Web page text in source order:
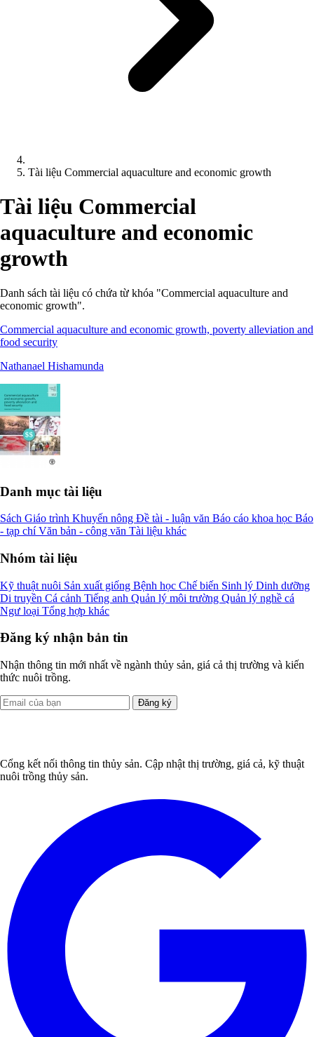
Tài liệu Commercial aquaculture and economic growth
Tài liệu Commercial
aquaculture and economic
growth
Danh sách tài liệu có chứa từ khóa "Commercial aquaculture and
economic growth".
Commercial aquaculture and economic growth, poverty alleviation and
food security
Nathanael Hishamunda
Danh mục tài liệu
Sách Giáo trình Khuyến nông Đề tài - luận văn Báo cáo khoa học Báo
- tạp chíVăn bản - công văn Tài liệu khác
Nhóm tài liệu
Kỹ thuật nuôi Sản xuất giống Bệnh học Chế biến Sinh lý Dinh dưỡng
Di truyền Cá cảnh Tiếng anh Quản lý môi trường Quản lý nghề cá
Ngư loại Tổng hợp khác
Đăng ký nhận bản tin
Nhận thông tin mới nhất về ngành thủy sản, giá cả thị trường và kiến
thức nuôi trồng.
Đăng ký
Cổng kết nối thông tin thủy sản. Cập nhật thị trường, giá cả, kỹ thuật
nuôi trồng thủy sản.